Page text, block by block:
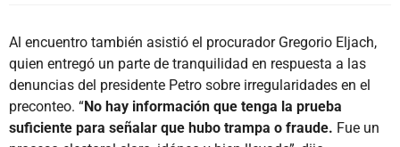
Al encuentro también asistió el procurador Gregorio Eljach,
quien entregó un parte de tranquilidad en respuesta a las
denuncias del presidente Petro sobre irregularidades en el
preconteo. “No hay información que tenga la prueba
suficiente para señalar que hubo trampa o fraude. Fue un